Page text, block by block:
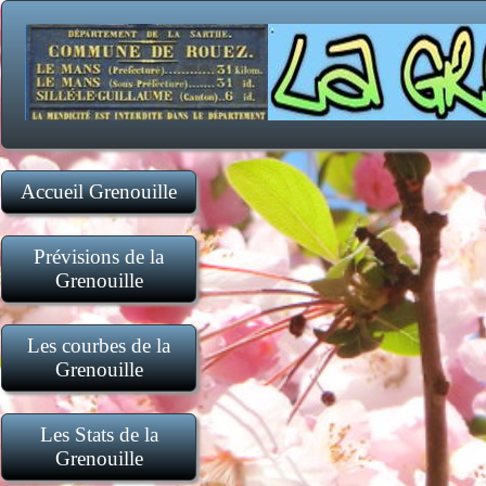
Accueil Grenouille
Prévisions de la
Grenouille
les 7 prochains jours
La pluie nous arrive?
L'orage nous arrive?
Cyclones,ouragans actifs
Les courbes de la
Grenouille
Les 24 dernières heures
Détails du mois en cours
Détails du mois précédent
Réchauffement climatique
Les Stats de la
Grenouille